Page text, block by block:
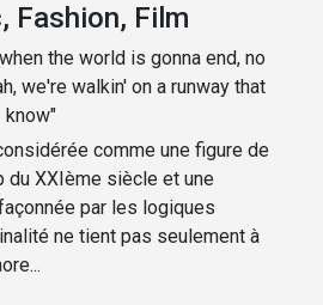
Fashion, Film
the world is gonna end, no
we're walkin' on a runway that
know"
comme une figure de
du XXIème siècle et une
par les logiques
ne tient pas seulement à